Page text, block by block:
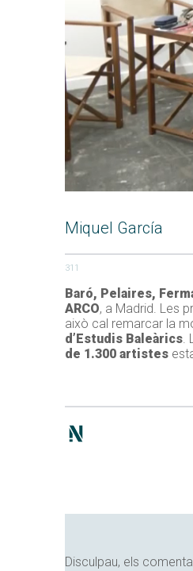
Miquel García
311
Baró, Pelaires,
ARCO, a Madrid. Les
això cal remarcar la
d’Estudis Baleàrics.
de 1.300 artistes
Disculpau, els